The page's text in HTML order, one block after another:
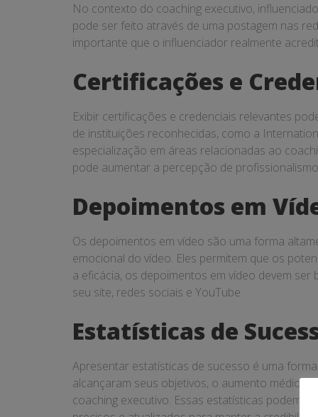
No contexto do coaching executivo,
pode ser feito através de uma postagem nas
importante que o influenciador realmente
Certificações e
Exibir certificações e credenciais relevantes
de instituições reconhecidas, como a
especialização em áreas relacionadas ao
pode aumentar a percepção de
Depoimentos em
Os depoimentos em vídeo são uma forma
emocional do vídeo. Eles permitem que os
a eficácia, os depoimentos em vídeo devem
seu site, redes sociais e YouTube.
Estatísticas de
Apresentar estatísticas de sucesso é uma
alcançaram seus objetivos, o aumento médio
coaching executivo. Essas estatísticas podem